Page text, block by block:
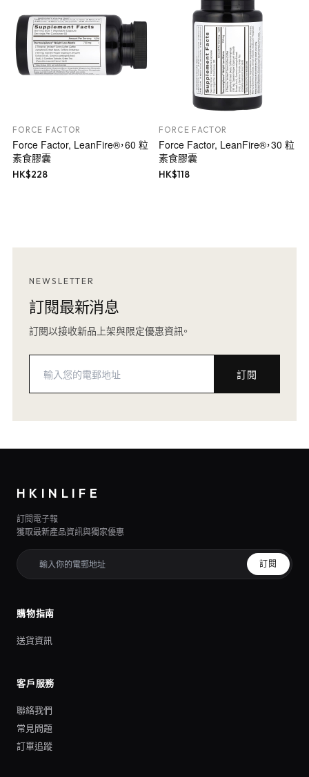
FORCE FACTOR
Force Factor, LeanFire®，60 粒
素食膠囊
HK$228
FORCE FACTOR
Force Factor, LeanFire®，30 粒
素食膠囊
HK$118
NEWSLETTER
訂閱最新消息
訂閱以接收新品上架與限定優惠資訊。
訂閱
HKINLIFE
訂閱電子報
獲取最新產品資訊與獨家優惠
訂閱
購物指南
送貨資訊
客戶服務
聯絡我們
常見問題
訂單追蹤